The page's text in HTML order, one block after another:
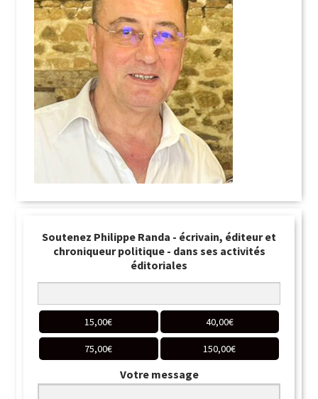
Soutenez Philippe Randa - écrivain, éditeur et
chroniqueur politique - dans ses activités
éditoriales
15,00€ 40,00€
75,00€ 150,00€
Votre message